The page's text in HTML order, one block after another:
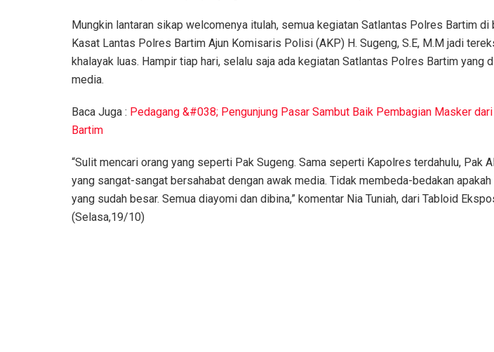
Mungkin lantaran sikap welcomenya itulah, semua kegiatan Satlantas Polres Bartim di
Kasat Lantas Polres Bartim Ajun Komisaris Polisi (AKP) H. Sugeng, S.E, M.M jadi
khalayak luas. Hampir tiap hari, selalu saja ada kegiatan Satlantas Polres Bartim yang
media.
Baca Juga : Pedagang &#038; Pengunjung Pasar Sambut Baik Pembagian Masker
Bartim
“Sulit mencari orang yang seperti Pak Sugeng. Sama seperti Kapolres terdahulu, Pak
yang sangat-sangat bersahabat dengan awak media. Tidak membeda-bedakan
yang sudah besar. Semua diayomi dan dibina,” komentar Nia Tuniah, dari Tabloid
(Selasa,19/10)